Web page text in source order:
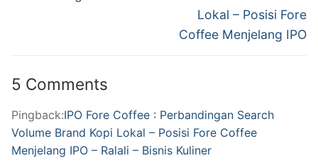
Lokal – Posisi Fore
Coffee Menjelang IPO
5 Comments
Pingback:IPO Fore Coffee : Perbandingan Search
Volume Brand Kopi Lokal – Posisi Fore Coffee
Menjelang IPO – Ralali – Bisnis Kuliner